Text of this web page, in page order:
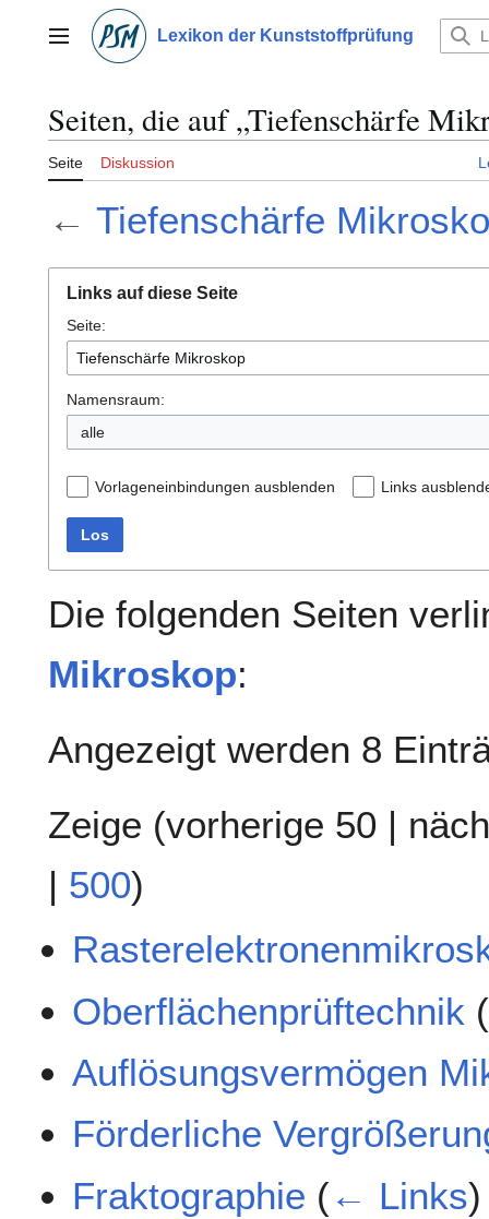
springenHauptmenü Lexikon der Kunststoffprüfung
Seiten, die auf „Tiefenschärfe
Seite Diskussion
← Tiefenschärfe
Links auf diese Seite
Seite:
Namensraum:
alle
Vorlageneinbindungen ausblenden Links
Los
Die folgenden Seiten
Mikroskop:
Angezeigt werden 8
Zeige (vorherige 50 |
| 500)
Oberflächenprüftechnik (
Auflösungsvermögen
Förderliche
Fraktographie (← Links)